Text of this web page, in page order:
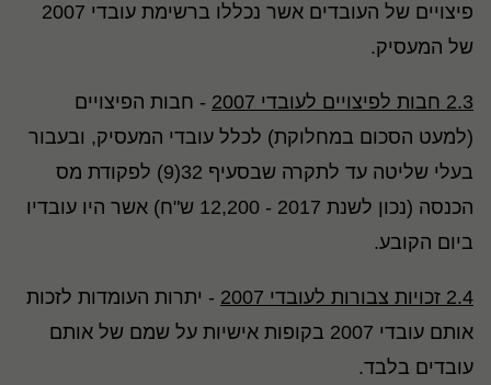
פיצויים של העובדים אשר נכללו ברשימת עובדי 2007
של המעסיק.
2.3 חבות לפיצויים לעובדי 2007
- חבות הפיצויים
(למעט הסכום במחלוקת) לכלל עובדי המעסיק, ובעבור
בעלי שליטה עד לתקרה שבסעיף 32(9) לפקודת מס
הכנסה (נכון לשנת 2017 - 12,200 ש"ח) אשר היו עובדיו
ביום הקובע.
2.4 זכויות צבורות לעובדי 2007
- יתרות העומדות לזכות
אותם עובדי 2007 בקופות אישיות על שמם של אותם
עובדים בלבד.